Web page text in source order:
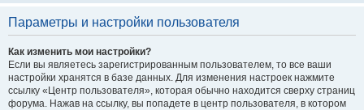
Параметры и настройки пользователя
Как изменить мои настройки?
Если вы являетесь зарегистрированным пользователем, то все ваши
настройки хранятся в базе данных. Для изменения настроек нажмите
ссылку «Центр пользователя», которая обычно находится сверху страниц
форума. Нажав на ссылку, вы попадете в центр пользователя, в котором